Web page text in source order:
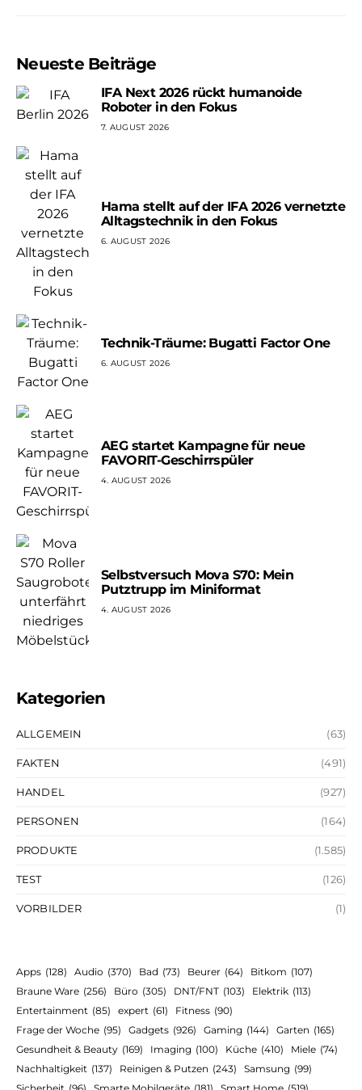
Neueste Beiträge
IFA Next 2026 rückt humanoide
Roboter in den Fokus
7. AUGUST 2026
Hama stellt auf der IFA 2026 vernetzte
Alltagstechnik in den Fokus
6. AUGUST 2026
Technik-Träume: Bugatti Factor One
6. AUGUST 2026
AEG startet Kampagne für neue
FAVORIT-Geschirrspüler
4. AUGUST 2026
Selbstversuch Mova S70: Mein
Putztrupp im Miniformat
4. AUGUST 2026
Kategorien
ALLGEMEIN (63)
FAKTEN (491)
HANDEL (927)
PERSONEN (164)
PRODUKTE (1.585)
TEST (126)
VORBILDER (1)
Apps (128) Audio (370) Bad (73) Beurer (64) Bitkom (107)
Braune Ware (256) Büro (305) DNT/FNT (103) Elektrik (113)
Entertainment (85) expert (61) Fitness (90)
Frage der Woche (95) Gadgets (926) Gaming (144) Garten (165)
Gesundheit & Beauty (169) Imaging (100) Küche (410) Miele (74)
Nachhaltigkeit (137) Reinigen & Putzen (243) Samsung (99)